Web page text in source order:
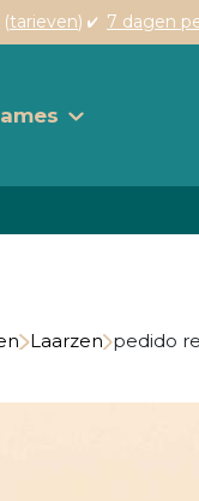
(tarieven) 7 dagen
Laarzen pedido